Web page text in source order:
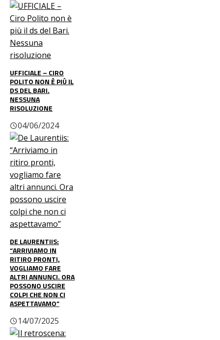
UFFICIALE – CIRO
POLITO NON È PIÙ IL
DS DEL BARI.
NESSUNA
RISOLUZIONE
04/06/2024
DE LAURENTIIS:
“ARRIVIAMO IN
RITIRO PRONTI,
VOGLIAMO FARE
ALTRI ANNUNCI. ORA
POSSONO USCIRE
COLPI CHE NON CI
ASPETTAVAMO”
14/07/2025